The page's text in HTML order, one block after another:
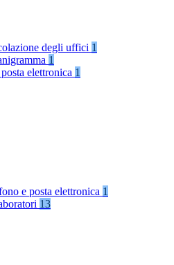
degli uffici 1
1
elettronica 1
e posta elettronica 1
13